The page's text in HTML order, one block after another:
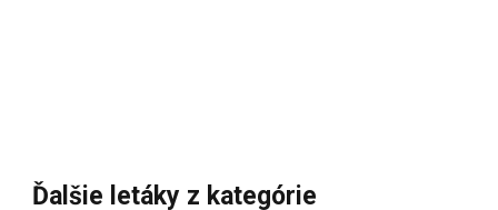
Ďalšie letáky z kategórie